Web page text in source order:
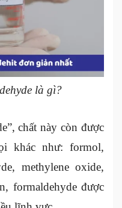
là gì?
chất này còn được
khác như: formol,
methylene oxide,
formaldehyde được